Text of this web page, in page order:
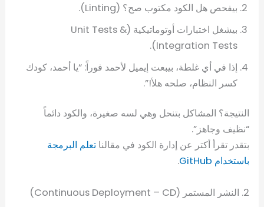
بيفحص هل الكود مكتوب صح؟ (Linting).
بيشغل اختبارات أوتوماتيكية (Unit Tests &
Integration Tests).
إذا في أي غلطة، بيبعت إيميل لأحمد فوراً: “يا أحمد، كودك
كسر النظام، صلحه هلأ!”.
النتيجة؟ المشاكل بتنحل وهي لسه صغيرة، والكود دائماً
“نظيف وجاهز”.
بتقدر تقرأ أكتر عن إدارة الكود في مقالناتعلم البرمجة
باستخدام GitHub
.
2. النشر المستمر (Continuous Deployment – CD)